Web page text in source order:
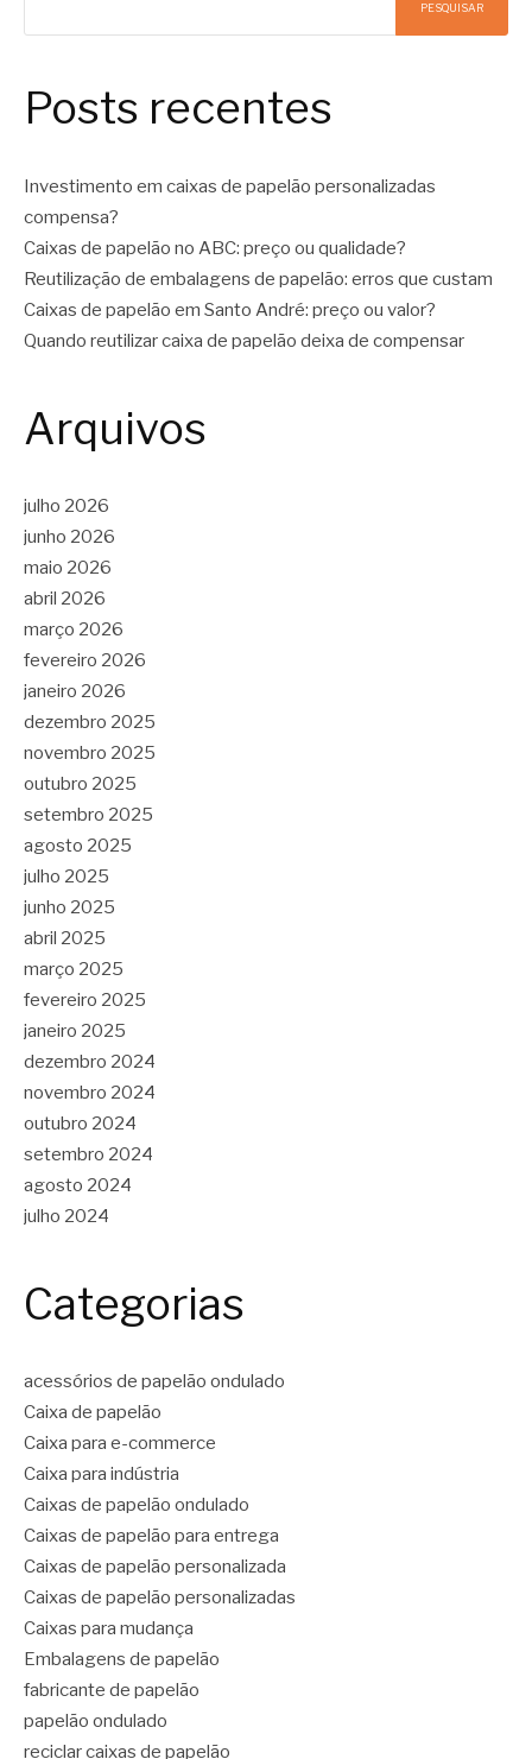
PESQUISAR
Posts recentes
Investimento em caixas de papelão personalizadas
compensa?
Caixas de papelão no ABC: preço ou qualidade?
Reutilização de embalagens de papelão: erros que custam
Caixas de papelão em Santo André: preço ou valor?
Quando reutilizar caixa de papelão deixa de compensar
Arquivos
julho 2026
junho 2026
maio 2026
abril 2026
março 2026
fevereiro 2026
janeiro 2026
dezembro 2025
novembro 2025
outubro 2025
setembro 2025
agosto 2025
julho 2025
junho 2025
abril 2025
março 2025
fevereiro 2025
janeiro 2025
dezembro 2024
novembro 2024
outubro 2024
setembro 2024
agosto 2024
julho 2024
Categorias
acessórios de papelão ondulado
Caixa de papelão
Caixa para e-commerce
Caixa para indústria
Caixas de papelão ondulado
Caixas de papelão para entrega
Caixas de papelão personalizada
Caixas de papelão personalizadas
Caixas para mudança
Embalagens de papelão
fabricante de papelão
papelão ondulado
reciclar caixas de papelão